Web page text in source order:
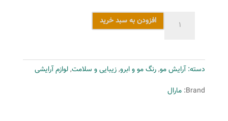
سری
بژ
مدل
افزودن به سبد خرید
دسته:آرایش مو,رنگ مو و ابرو,زیبایی و سلامت,لوازم آرایشی
Brand: مارال